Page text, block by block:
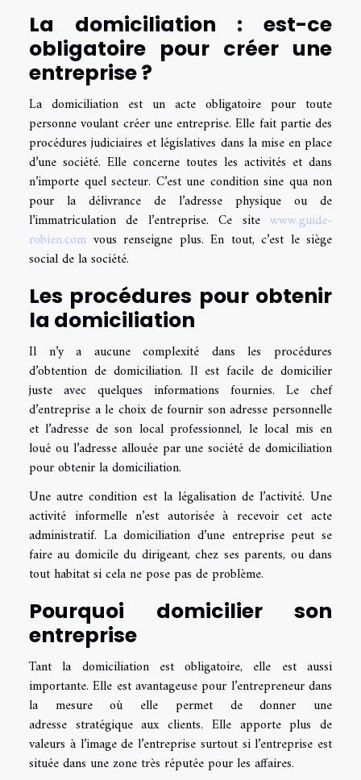
La domiciliation : est-ce
obligatoire pour créer une
entreprise ?
La domiciliation est un acte obligatoire pour toute
personne voulant créer une entreprise. Elle fait partie des
procédures judiciaires et législatives dans la mise en place
d’une société. Elle concerne toutes les activités et dans
n’importe quel secteur. C’est une condition sine qua non
pour la délivrance de l’adresse physique ou de
l’immatriculation de l’entreprise. Ce site www.guide-
robien.com vous renseigne plus. En tout, c’est le siège
social de la société.
Les procédures pour obtenir
la domiciliation
Il n’y a aucune complexité dans les procédures
d’obtention de domiciliation. Il est facile de domicilier
juste avec quelques informations fournies. Le chef
d’entreprise a le choix de fournir son adresse personnelle
et l’adresse de son local professionnel, le local mis en
loué ou l’adresse allouée par une société de domiciliation
pour obtenir la domiciliation.
Une autre condition est la légalisation de l’activité. Une
activité informelle n’est autorisée à recevoir cet acte
administratif. La domiciliation d’une entreprise peut se
faire au domicile du dirigeant, chez ses parents, ou dans
tout habitat si cela ne pose pas de problème.
Pourquoi domicilier son
entreprise
Tant la domiciliation est obligatoire, elle est aussi
importante. Elle est avantageuse pour l’entrepreneur dans
la mesure où elle permet de donner une
adresse stratégique aux clients. Elle apporte plus de
valeurs à l’image de l’entreprise surtout si l’entreprise est
située dans une zone très réputée pour les affaires.